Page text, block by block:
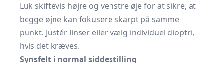
Luk skiftevis højre og venstre øje for at sikre, at
begge øjne kan fokusere skarpt på samme
punkt. Justér linser eller vælg individuel dioptri,
hvis det kræves.
Synsfelt i normal siddestilling